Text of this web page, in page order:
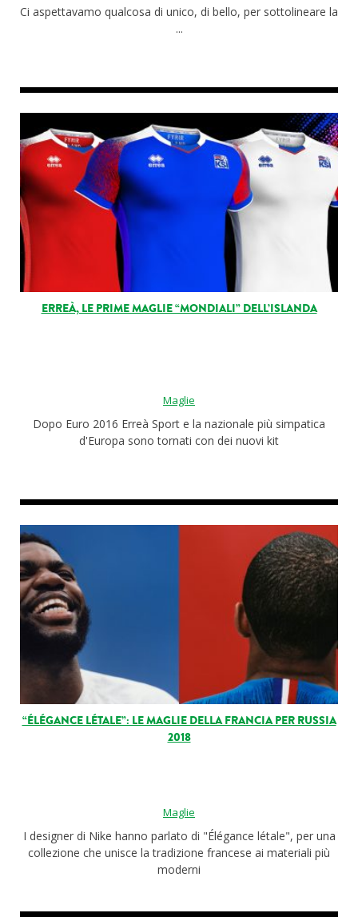
Ci aspettavamo qualcosa di unico, di bello, per sottolineare la
...
ERREÀ, LE PRIME MAGLIE “MONDIALI” DELL’ISLANDA
Maglie
Dopo Euro 2016 Erreà Sport e la nazionale più simpatica
d'Europa sono tornati con dei nuovi kit
“ÉLÉGANCE LÉTALE”: LE MAGLIE DELLA FRANCIA PER RUSSIA
2018
Maglie
I designer di Nike hanno parlato di "Élégance létale", per una
collezione che unisce la tradizione francese ai materiali più
moderni